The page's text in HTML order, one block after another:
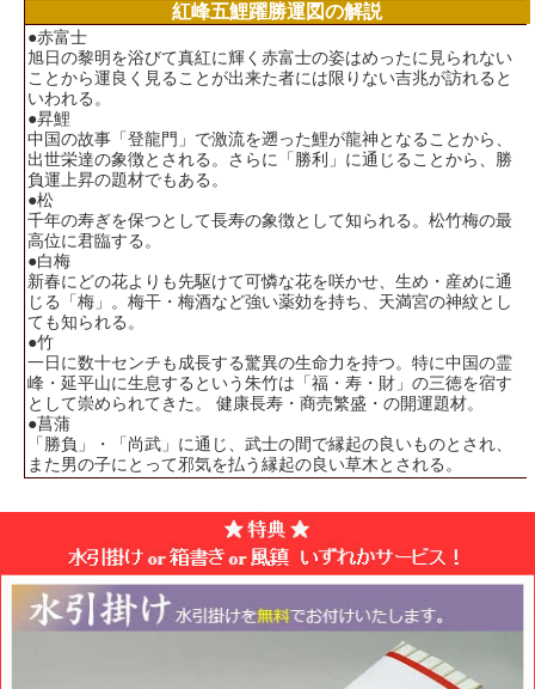
紅峰五鯉躍勝運図の解説
●赤富士
旭日の黎明を浴びて真紅に輝く赤富士の姿はめったに見られない
ことから運良く見ることが出来た者には限りない吉兆が訪れると
いわれる。
●昇鯉
中国の故事「登龍門」で激流を遡った鯉が龍神となることから、
出世栄達の象徴とされる。さらに「勝利」に通じることから、勝
負運上昇の題材でもある。
●松
千年の寿ぎを保つとして長寿の象徴として知られる。松竹梅の最
高位に君臨する。
●白梅
新春にどの花よりも先駆けて可憐な花を咲かせ、生め・産めに通
じる「梅」。梅干・梅酒など強い薬効を持ち、天満宮の神紋とし
ても知られる。
●竹
一日に数十センチも成長する驚異の生命力を持つ。特に中国の霊
峰・延平山に生息するという朱竹は「福・寿・財」の三徳を宿す
として崇められてきた。 健康長寿・商売繁盛・の開運題材。
●菖蒲
「勝負」・「尚武」に通じ、武士の間で縁起の良いものとされ、
また男の子にとって邪気を払う縁起の良い草木とされる。